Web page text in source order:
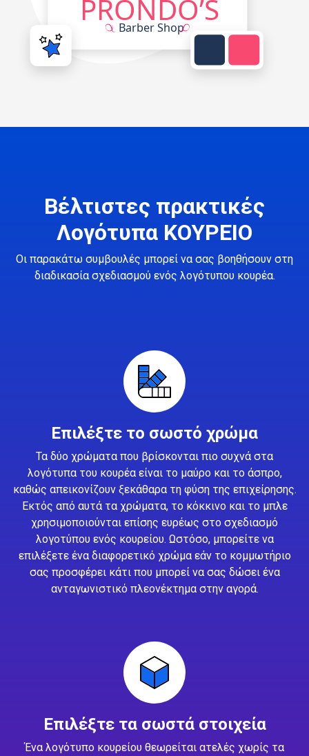
Βέλτιστες πρακτικές
Λογότυπα ΚΟΥΡΕΙΟ
Οι παρακάτω συμβουλές μπορεί να σας βοηθήσουν στη
διαδικασία σχεδιασμού ενός λογότυπου κουρέα.
Επιλέξτε το σωστό χρώμα
Τα δύο χρώματα που βρίσκονται πιο συχνά στα
λογότυπα του κουρέα είναι το μαύρο και το άσπρο,
καθώς απεικονίζουν ξεκάθαρα τη φύση της επιχείρησης.
Εκτός από αυτά τα χρώματα, το κόκκινο και το μπλε
χρησιμοποιούνται επίσης ευρέως στο σχεδιασμό
λογοτύπου ενός κουρείου. Ωστόσο, μπορείτε να
επιλέξετε ένα διαφορετικό χρώμα εάν το κομμωτήριο
σας προσφέρει κάτι που μπορεί να σας δώσει ένα
ανταγωνιστικό πλεονέκτημα στην αγορά.
Επιλέξτε τα σωστά στοιχεία
Ένα λογότυπο κουρείου θεωρείται ατελές χωρίς τα